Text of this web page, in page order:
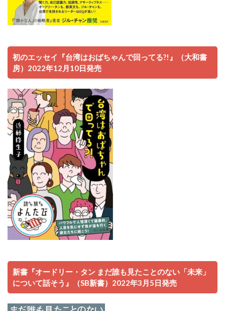
初のエッセイ『台湾はおばちゃんで回ってる?!』（大和書
房）2022年12月10日発売
新書『オードリー・タン まだ誰も見たことのない「未来」
について話そう』（SB新書）2022年3月5日発売